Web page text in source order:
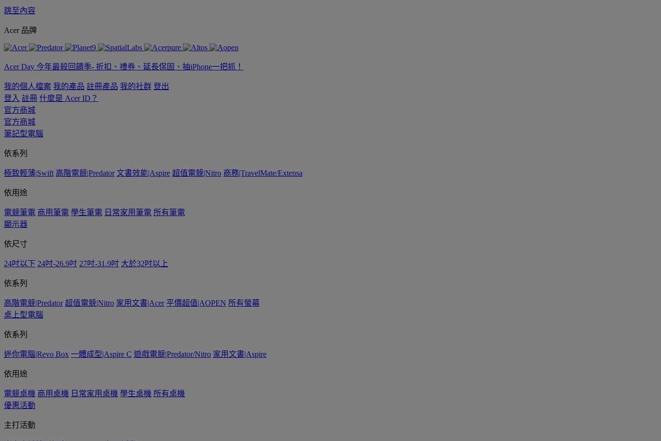
跳至內容
Acer 品牌
Acer Day 今年最殺回饋季- 折扣、禮券、延長保固、抽iPhone一把抓！
我的個人檔案 我的產品 註冊產品 我的社群 登出
登入 註冊 什麼是 Acer ID？
官方商城
官方商城
筆記型電腦
依系列
極致輕薄|Swift 高階電競|Predator 文書效能|Aspire 超值電競|Nitro 商務|TravelMate/Extensa
依用途
電競筆電 商用筆電 學生筆電 日常家用筆電 所有筆電
顯示器
依尺寸
24吋以下 24吋-26.9吋 27吋-31.9吋 大於32吋以上
依系列
高階電競|Predator 超值電競|Nitro 家用文書|Acer 平價超值|AOPEN 所有螢幕
桌上型電腦
依系列
迷你電腦|Revo Box 一體成型|Aspire C 遊戲電競|Predator/Nitro 家用文書|Aspire
依用途
電競桌機 商用桌機 日常家用桌機 學生桌機 所有桌機
優惠活動
主打活動